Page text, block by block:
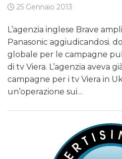
25 Gennaio 2013
L’agenzia inglese Brave
Panasonic aggiudicandosi.
globale per le campagne
di tv Viera. L’agenzia aveva
campagne per i tv Viera in
un’operazione sui…